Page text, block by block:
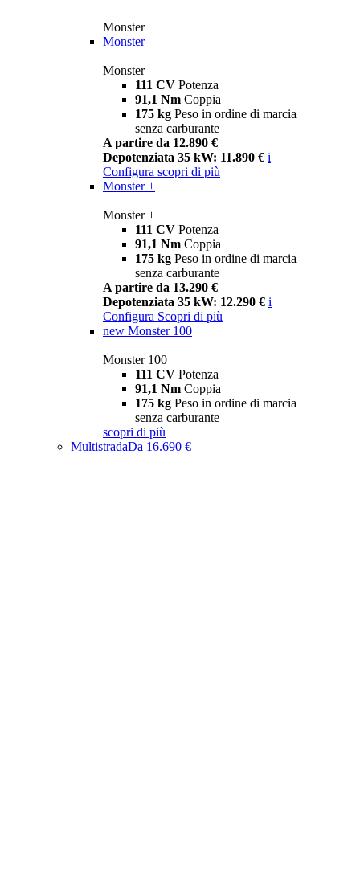
Monster
Monster
Monster
111 CV Potenza
91,1 Nm Coppia
175 kg Peso in ordine di marcia
senza carburante
A partire da 12.890 €
Depotenziata 35 kW: 11.890 € i
Configura scopri di più
Monster +
Monster +
111 CV Potenza
91,1 Nm Coppia
175 kg Peso in ordine di marcia
senza carburante
A partire da 13.290 €
Depotenziata 35 kW: 12.290 € i
Configura Scopri di più
new Monster 100
Monster 100
111 CV Potenza
91,1 Nm Coppia
175 kg Peso in ordine di marcia
senza carburante
scopri di più
MultistradaDa 16.690 €